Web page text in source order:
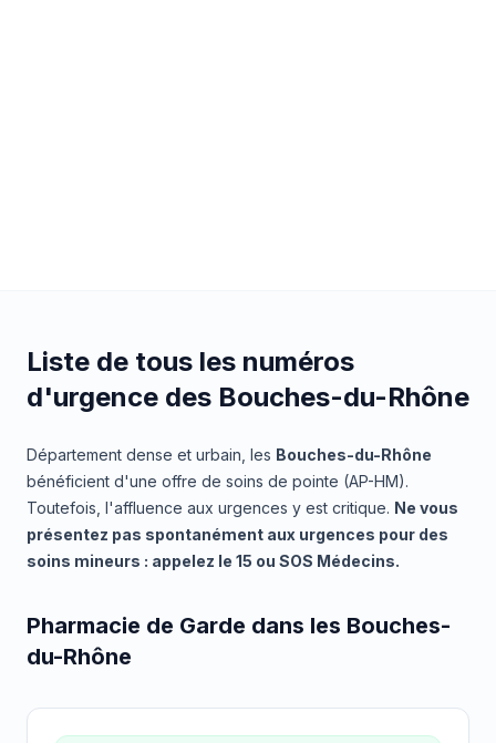
Liste de tous les numéros
d'urgence des Bouches-du-Rhône
Département dense et urbain, les Bouches-du-Rhône
bénéficient d'une offre de soins de pointe (AP-HM).
Toutefois, l'affluence aux urgences y est critique. Ne vous
présentez pas spontanément aux urgences pour des
soins mineurs : appelez le 15 ou SOS Médecins.
Pharmacie de Garde dans les Bouches-
du-Rhône